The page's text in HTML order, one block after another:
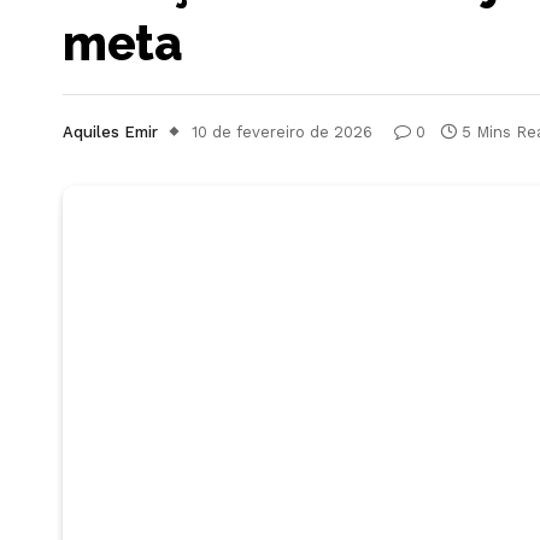
meta
Aquiles Emir 10 de fevereiro de 2026 0 5 Mins